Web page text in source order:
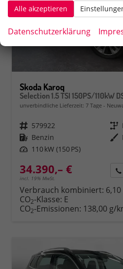
Skoda Karoq
Selection 1.5 TSI 150PS/110kW
unverbindliche Lieferzeit: 7 Tage
Fahrzeugnr. 579922 Getriebe
Kraftstoff Benzin Außenfarbe
Leistung 110 kW (150 PS)
34.390,– €
incl. 19% MwSt.
Verbrauch kombiniert:
CO2-Klasse: E
CO2-Emissionen: 138,00 g/
Alle akzeptieren
Datenschutzerklärung